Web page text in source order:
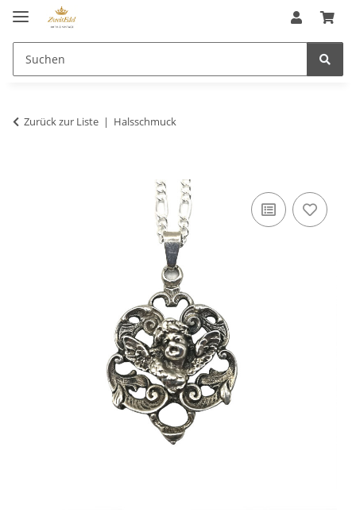
Zurück zur Liste Halsschmuck